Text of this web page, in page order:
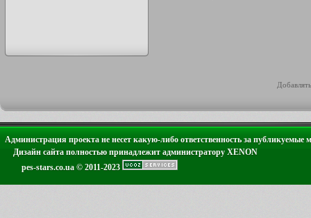
Администрация проекта не несет какую-либо ответственность за публикуемые
Дизайн сайта полностью принадлежит администратору XENON
pes-stars.co.ua © 2011-2023